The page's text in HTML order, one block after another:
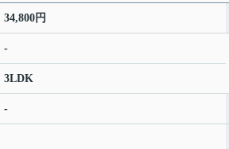
34,800円
-
3LDK
-